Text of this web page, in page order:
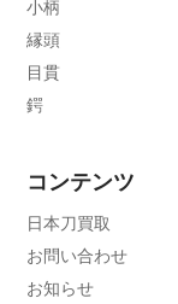
小柄
縁頭
目貫
鍔
コンテンツ
日本刀買取
お問い合わせ
お知らせ